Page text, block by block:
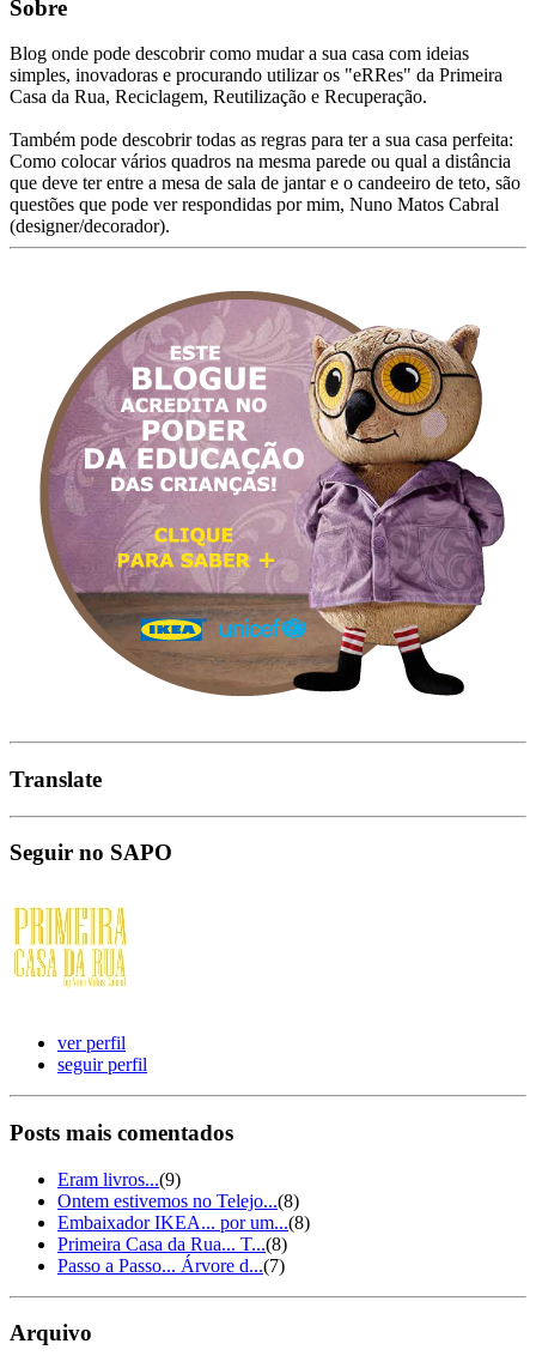
Sobre
Blog onde pode descobrir como mudar a sua casa com ideias
simples, inovadoras e procurando utilizar os "eRRes" da Primeira
Casa da Rua, Reciclagem, Reutilização e Recuperação.
Também pode descobrir todas as regras para ter a sua casa perfeita:
Como colocar vários quadros na mesma parede ou qual a distância
que deve ter entre a mesa de sala de jantar e o candeeiro de teto, são
questões que pode ver respondidas por mim, Nuno Matos Cabral
(designer/decorador).
Translate
Seguir no SAPO
ver perfil
seguir perfil
Posts mais comentados
Eram livros...(9)
Ontem estivemos no Telejo...(8)
Embaixador IKEA... por um...(8)
Primeira Casa da Rua... T...(8)
Passo a Passo... Árvore d...(7)
Arquivo